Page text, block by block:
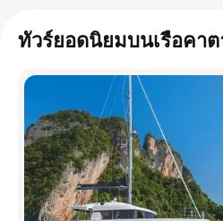
ทัวร์ยอดนิยมบนเรือคา